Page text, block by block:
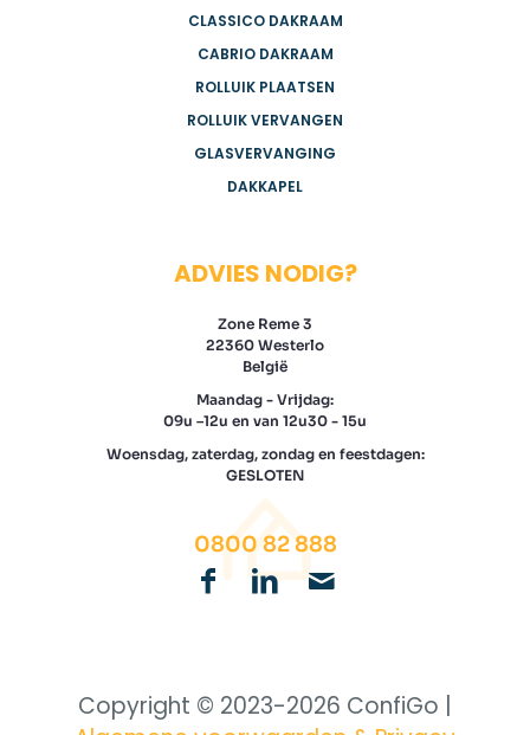
CLASSICO DAKRAAM
CABRIO DAKRAAM
ROLLUIK PLAATSEN
ROLLUIK VERVANGEN
GLASVERVANGING
DAKKAPEL
ADVIES NODIG?
Zone Reme 3
22360 Westerlo
België
Maandag - Vrijdag:
09u –12u en van 12u30 - 15u
Woensdag, zaterdag, zondag en feestdagen:
GESLOTEN
0800 82 888
Copyright © 2023-2026 ConfiGo |